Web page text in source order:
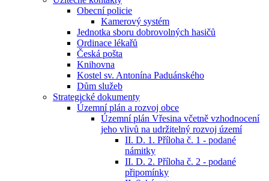
Obecní policie
Kamerový systém
Jednotka sboru dobrovolných hasičů
Ordinace lékařů
Česká pošta
Knihovna
Kostel sv. Antonína Paduánského
Dům služeb
Strategické dokumenty
Územní plán a rozvoj obce
Územní plán Vřesina včetně vzhodnocení
jeho vlivů na udržitelný rozvoj území
II. D. 1. Příloha č. 1 - podané
námitky
II. D. 2. Příloha č. 2 - podané
připomínky